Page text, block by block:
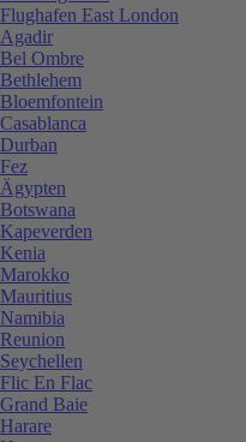
Flughafen East London
Agadir
Bel Ombre
Bethlehem
Bloemfontein
Casablanca
Durban
Fez
Ägypten
Botswana
Kapeverden
Kenia
Marokko
Mauritius
Namibia
Reunion
Seychellen
Flic En Flac
Grand Baie
Harare